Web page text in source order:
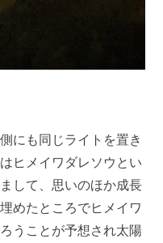
にも同じライトを置き
ヒメイワダレソウとい
して、思いのほか成長
めたところでヒメイワ
うことが予想され太陽